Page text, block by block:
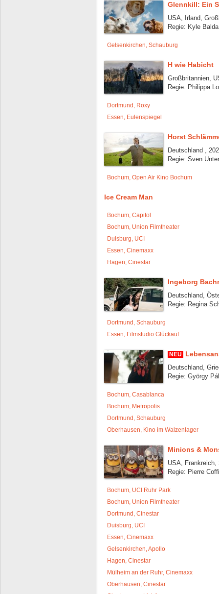
Glennkill: Ein
USA, Irland,
Regie: Kyle Balda
Gelsenkirchen, Schauburg
H wie Habicht
Großbritannien,
Regie: Philippa
Dortmund, Roxy
Essen, Eulenspiegel
Horst
Deutschland ,
Regie: Sven
Bochum, Open Air Kino Bochum
Ice Cream Man
Bochum, Capitol
Bochum, Union Filmtheater
Duisburg, UCI
Essen, Cinemaxx
Hagen, Cinestar
Ingeborg
Deutschland,
Regie: Regina
Dortmund, Schauburg
Essen, Filmstudio Glückauf
NEU
Deutschland,
Regie: György
Bochum, Casablanca
Bochum, Metropolis
Dortmund, Schauburg
Oberhausen, Kino im Walzenlager
Minions &
USA, Frankreich,
Regie: Pierre
Bochum, UCI Ruhr Park
Bochum, Union Filmtheater
Dortmund, Cinestar
Duisburg, UCI
Essen, Cinemaxx
Gelsenkirchen, Apollo
Hagen, Cinestar
Mülheim an der Ruhr, Cinemaxx
Oberhausen, Cinestar